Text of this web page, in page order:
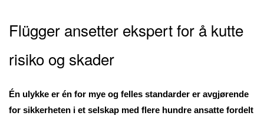
Flügger ansetter ekspert for å kutte
risiko og skader
Én ulykke er én for mye og felles standarder er avgjørende
for sikkerheten i et selskap med flere hundre ansatte fordelt